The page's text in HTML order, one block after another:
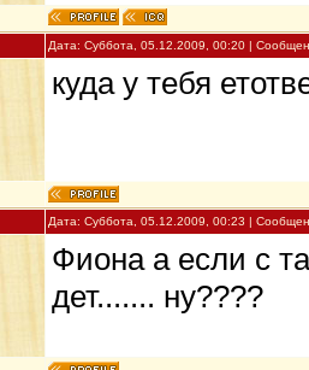
Дата: Суббота, 05.12.2009, 00:20 |
куда у тебя
Дата: Суббота, 05.12.2009, 00:23 |
Фиона а если с
дет....... ну????